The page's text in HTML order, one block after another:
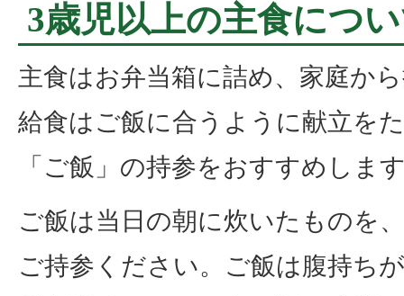
3歳児以上の主食につ
主食はお弁当箱に詰め、家庭か
給食はご飯に合うように献立を
「ご飯」の持参をおすすめしま
ご飯は当日の朝に炊いたものを
ご持参ください。ご飯は腹持ち